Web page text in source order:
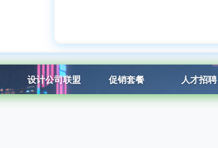
设计公司联盟 促销套餐 人才招聘